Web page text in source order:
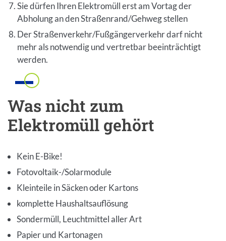
Sie dürfen Ihren Elektromüll erst am Vortag der
Abholung an den Straßenrand/Gehweg stellen
Der Straßenverkehr/Fußgängerverkehr darf nicht
mehr als notwendig und vertretbar beeinträchtigt
werden.
Einleitung
Was nicht zum
Elektromüll gehört
InhaltKein E-Bike!
Fotovoltaik-/Solarmodule
Kleinteile in Säcken oder Kartons
komplette Haushaltsauflösung
Sondermüll, Leuchtmittel aller Art
Papier und Kartonagen